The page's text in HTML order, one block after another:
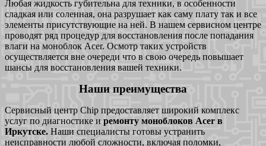
Любая жидкость губительна для техники, в особенности
сладкая или соленная, она разрушает как саму плату так и все
элементы присутствующие на ней. В нашем сервисном центре
проводят ряд процедур для восстановления после попадания
влаги на моноблок Acer. Осмотр таких устройств
осуществляется вне очереди что в свою очередь повышает
шансы для восстановления вашей техники.
Наши преимущества
Сервисный центр Chip предоставляет широкий комплекс
услуг по диагностике и ремонту моноблоков Acer в
Иркутске. Наши специалисты готовы устранить
неисправности любой сложности, включая поломки,